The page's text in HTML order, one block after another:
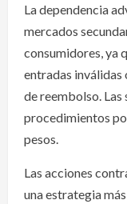
La dependencia
mercados
consumidores, ya
entradas inválidas
de reembolso. Las
procedimientos
pesos.
Las acciones
una estrategia